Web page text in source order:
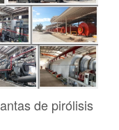
de pirólisis